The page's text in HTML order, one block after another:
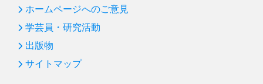
ホームページへのご意見
学芸員・研究活動
出版物
サイトマップ